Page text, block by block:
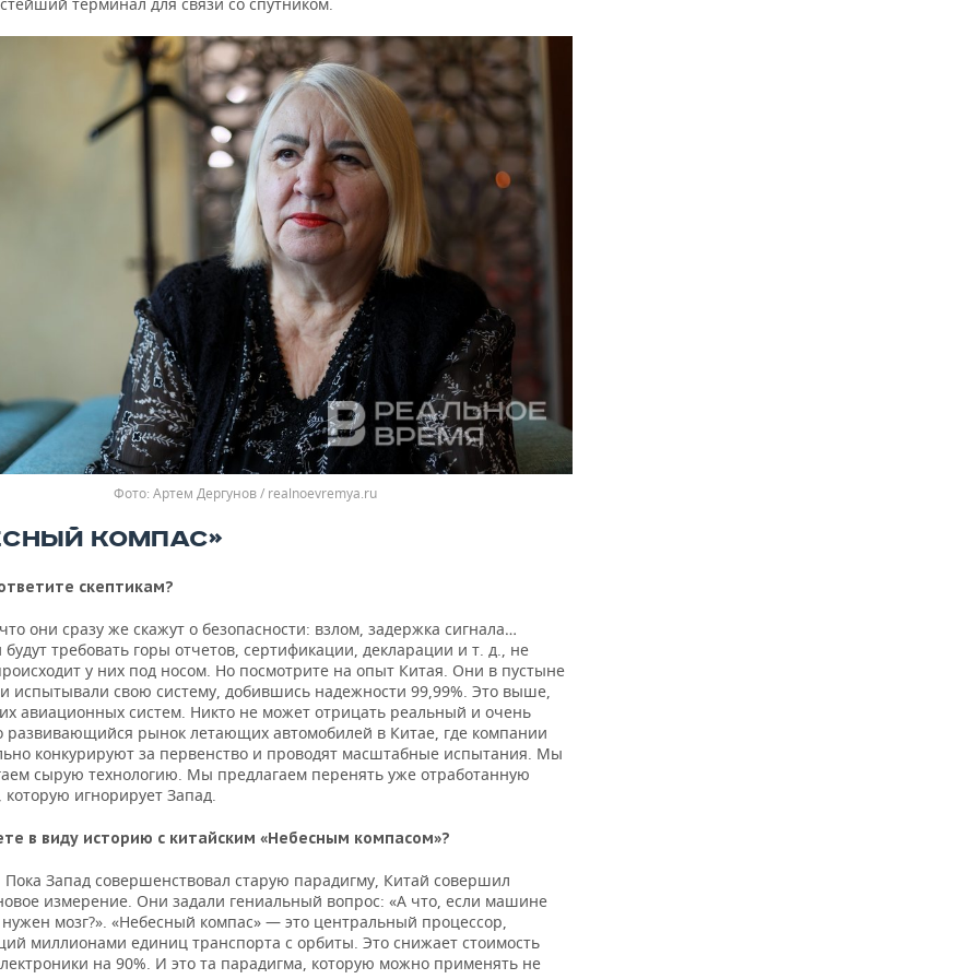
терминал для связи со спутником.
Артем Дергунов / realnoevremya.ru
КОМПАС»
скептикам?
они сразу же скажут о безопасности: взлом, задержка сигнала…
требовать горы отчетов, сертификации, декларации и т. д., не
у них под носом. Но посмотрите на опыт Китая. Они в пустыне
испытывали свою систему, добившись надежности 99,99%. Это выше,
авиационных систем. Никто не может отрицать реальный и очень
развивающийся рынок летающих автомобилей в Китае, где компании
конкурируют за первенство и проводят масштабные испытания. Мы
сырую технологию. Мы предлагаем перенять уже отработанную
игнорирует Запад.
в виду историю с китайским «Небесным компасом»?
Запад совершенствовал старую парадигму, Китай совершил
измерение. Они задали гениальный вопрос: «А что, если машине
мозг?». «Небесный компас» — это центральный процессор,
миллионами единиц транспорта с орбиты. Это снижает стоимость
на 90%. И это та парадигма, которую можно применять не